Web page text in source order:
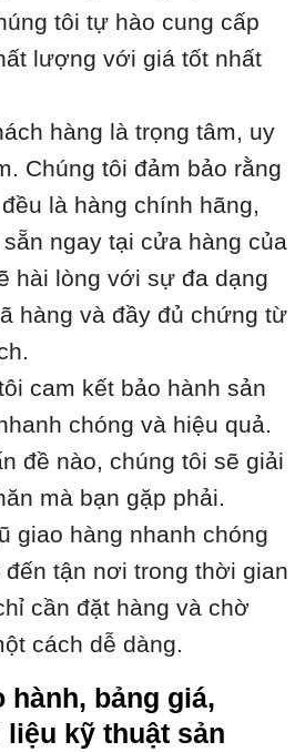
tôi tự hào cung cấp
lượng với giá tốt nhất
hàng là trọng tâm, uy
Chúng tôi đảm bảo rằng
là hàng chính hãng,
ngay tại cửa hàng của
hài lòng với sự đa dạng
hàng và đầy đủ chứng từ
cam kết bảo hành sản
chóng và hiệu quả.
đề nào, chúng tôi sẽ giải
mà bạn gặp phải.
giao hàng nhanh chóng
tận nơi trong thời gian
cần đặt hàng và chờ
cách dễ dàng.
hành, bảng giá,
liệu kỹ thuật sản